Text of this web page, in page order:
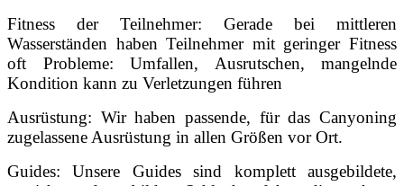
Fitness der Teilnehmer: Gerade bei mittleren
Wasserständen haben Teilnehmer mit geringer Fitness
oft Probleme: Umfallen, Ausrutschen, mangelnde
Kondition kann zu Verletzungen führen
Ausrüstung: Wir haben passende, für das Canyoning
zugelassene Ausrüstung in allen Größen vor Ort.
Guides: Unsere Guides sind komplett ausgebildete,